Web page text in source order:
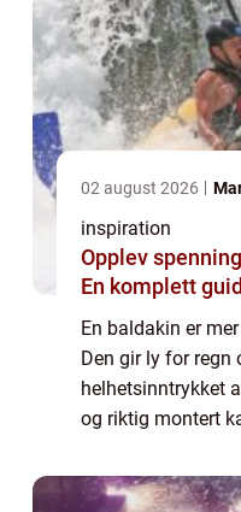
02 august 2026
inspiration
Opplev
En komplett
En baldakin er
Den gir ly for regn
helhetsinntrykket
og riktig montert
gjelder en privat